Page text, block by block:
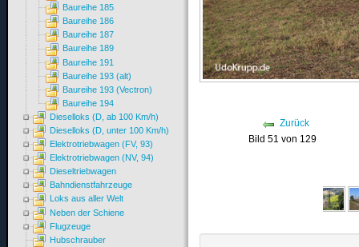
Zurück
Bild 51 von 129
Baureihe 185
Baureihe 186
Baureihe 187
Baureihe 189
Baureihe 191
Baureihe 193 (alt)
Baureihe 193 (Vectron)
Baureihe 194
Dieselloks (D, ab 100 Km/h)
Dieselloks (D, unter 100 Km/h)
Elektrotriebwagen (FV, 93)
Elektrotriebwagen (NV, 94)
Dieseltriebwagen
Bahndienstfahrzeuge
Loks aus aller Welt
Neben der Schiene
Flugzeuge
Hubschrauber